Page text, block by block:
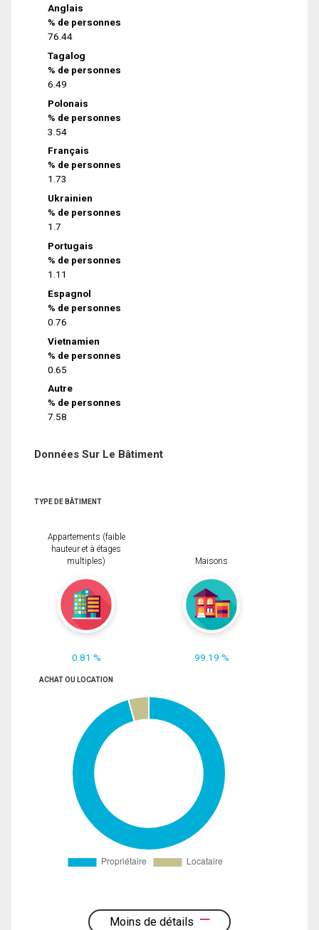
Anglais
% de personnes
76.44
Tagalog
% de personnes
6.49
Polonais
% de personnes
3.54
Français
% de personnes
1.73
Ukrainien
% de personnes
1.7
Portugais
% de personnes
1.11
Espagnol
% de personnes
0.76
Vietnamien
% de personnes
0.65
Autre
% de personnes
7.58
Données Sur Le Bâtiment
TYPE DE BÂTIMENT
Appartements (faible
hauteur et à étages
multiples)
0.81 %
Maisons
99.19 %
ACHAT OU LOCATION
Moins de détails